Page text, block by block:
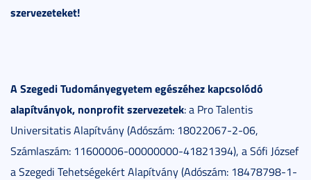
szervezeteket!
A Szegedi Tudományegyetem egészéhez kapcsolódó
alapítványok, nonprofit szervezetek: a Pro Talentis
Universitatis Alapítvány (Adószám: 18022067-2-06,
Számlaszám: 11600006-00000000-41821394), a Sófi József
a Szegedi Tehetségekért Alapítvány (Adószám: 18478798-1-